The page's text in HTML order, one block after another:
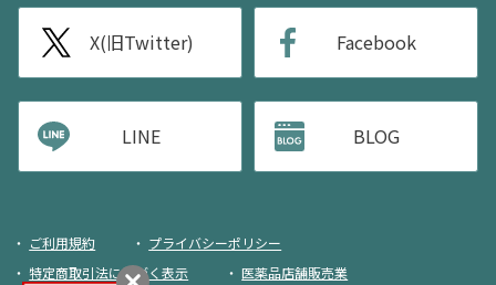
X(旧Twitter) Facebook
LINE BLOG
ご利用規約
プライバシーポリシー
特定商取引法に基づく表示
医薬品店舗販売業